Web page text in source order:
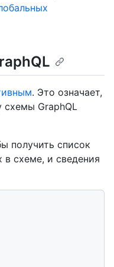
. Это означает,
схемы GraphQL
получить список
в схеме, и сведения